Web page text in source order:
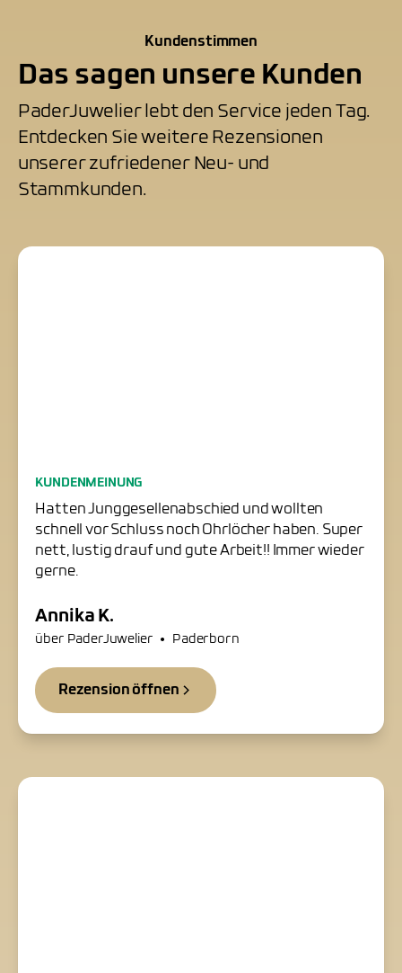
Kundenstimmen
Das sagen unsere Kunden
PaderJuwelier lebt den Service jeden Tag.
Entdecken Sie weitere Rezensionen
unserer zufriedener Neu- und
Stammkunden.
Junggesellenabschied
erfolgreich gerettet
KUNDENMEINUNG
Hatten Junggesellenabschied und wollten
schnell vor Schluss noch Ohrlöcher haben. Super
nett, lustig drauf und gute Arbeit!! Immer wieder
gerne.
Annika K.
über PaderJuwelier • Paderborn
Rezension öffnen